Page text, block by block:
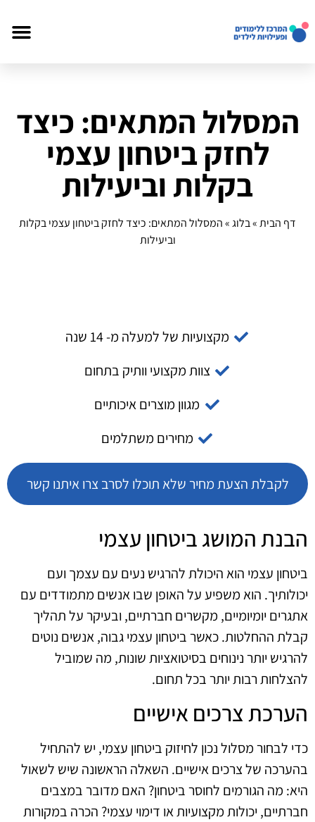
המסלול המתאים: כיצד
לחזק ביטחון עצמי
בקלות וביעילות
דף הבית»בלוג»המסלול המתאים: כיצד לחזק ביטחון עצמי בקלות
וביעילות
מקצועיות של למעלה מ- 14 שנה
צוות מקצועי וותיק בתחום
מגוון מוצרים איכותיים
מחירים משתלמים
לקבלת הצעת מחיר שלא תוכלו לסרב צרו איתנו קשר
הבנת המושג ביטחון עצמי
ביטחון עצמי הוא היכולת להרגיש נעים עם עצמך ועם
יכולותיך. הוא משפיע על האופן שבו אנשים מתמודדים עם
אתגרים יומיומיים, מקשרים חברתיים, ובעיקר על תהליך
קבלת ההחלטות. כאשר ביטחון עצמי גבוה, אנשים נוטים
להרגיש יותר נינוחים בסיטואציות שונות, מה שמוביל
להצלחות רבות יותר בכל תחום.
הערכת צרכים אישיים
כדי לבחור מסלול נכון לחיזוק ביטחון עצמי, יש להתחיל
בהערכה של צרכים אישיים. השאלה הראשונה שיש לשאול
היא: מה הגורמים לחוסר ביטחון? האם מדובר במצבים
חברתיים, יכולות מקצועיות או דימוי עצמי? הכרה במקורות